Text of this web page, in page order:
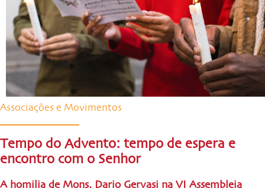
Associações e Movimentos
Tempo do Advento: tempo de espera e
encontro com o Senhor
A homilia de Mons. Dario Gervasi na VI Assembleia